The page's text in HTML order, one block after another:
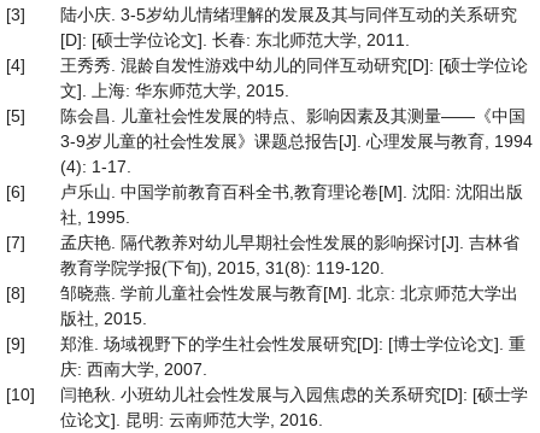
[3]
陆小庆. 3-5岁幼儿情绪理解的发展及其与同伴互动的关系研究
[D]: [硕士学位论文]. 长春: 东北师范大学, 2011.
[4]
王秀秀. 混龄自发性游戏中幼儿的同伴互动研究[D]: [硕士学位论
文]. 上海: 华东师范大学, 2015.
[5]
陈会昌. 儿童社会性发展的特点、影响因素及其测量——《中国
3-9岁儿童的社会性发展》课题总报告[J]. 心理发展与教育, 1994
(4): 1-17.
[6]
卢乐山. 中国学前教育百科全书,教育理论卷[M]. 沈阳: 沈阳出版
社, 1995.
[7]
孟庆艳. 隔代教养对幼儿早期社会性发展的影响探讨[J]. 吉林省
教育学院学报(下旬), 2015, 31(8): 119-120.
[8]
邹晓燕. 学前儿童社会性发展与教育[M]. 北京: 北京师范大学出
版社, 2015.
[9]
郑淮. 场域视野下的学生社会性发展研究[D]: [博士学位论文]. 重
庆: 西南大学, 2007.
[10]
闫艳秋. 小班幼儿社会性发展与入园焦虑的关系研究[D]: [硕士学
位论文]. 昆明: 云南师范大学, 2016.